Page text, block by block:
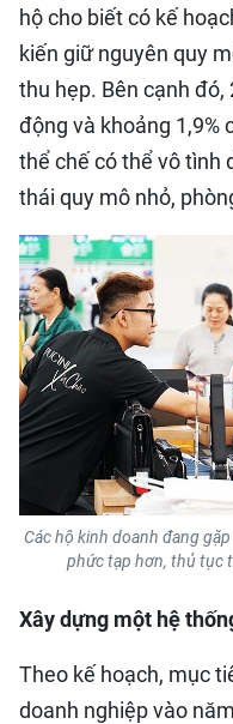
hộ cho biết có kế
kiến giữ nguyên quy
thu hẹp. Bên cạnh
động và khoảng 1,9%
thể chế có thể vô tình
thái quy mô nhỏ,
Các hộ kinh doanh đang
phức tạp hơn, thủ tục
Xây dựng một hệ
Theo kế hoạch, mục
doanh nghiệp vào